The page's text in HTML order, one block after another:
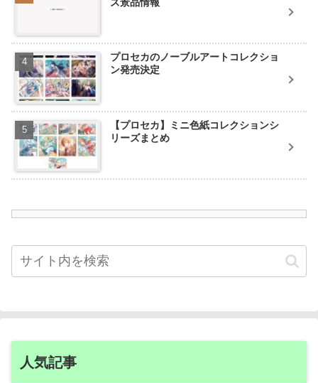
プロセカのノーブルアートコレクショ
ン発売決定
【プロセカ】ミニ色紙コレクションシ
リーズまとめ
人気記事